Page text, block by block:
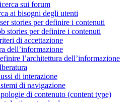
sui forum
ai bisogni degli utenti
stories per definire i contenuti
stories per definire i contenuti
di accettazione
dell’informazione
l’architettura dell’informazione
di interazione
di navigazione
di contenuto (content type)